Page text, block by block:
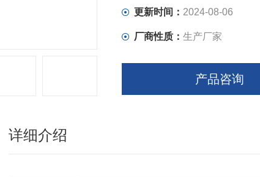
更新时间： 2024-08-06
厂商性质： 生产厂家
产品咨询
详细介绍